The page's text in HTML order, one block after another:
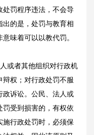
罚程序违法，不会导
的是，处罚与教育相
味着可以以教代罚。
或者其他组织对行政机
辩权；对行政处罚不服
政诉讼。公民、法人或
受到损害的，有权依
施行政处罚时，必须保